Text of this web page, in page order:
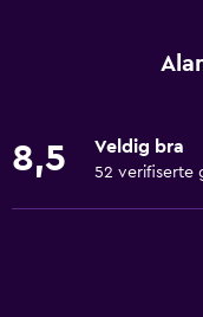
8,5 Veldig bra
52 verifiserte